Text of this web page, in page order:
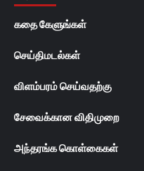
கதை கேளுங்கள்
செய்திமடல்கள்
விளம்பரம் செய்வதற்கு
சேவைக்கான விதிமுறை
அந்தரங்க கொள்கைகள்